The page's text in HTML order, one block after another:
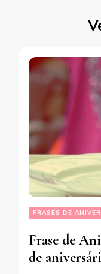
FRASES DE
Frase de
de